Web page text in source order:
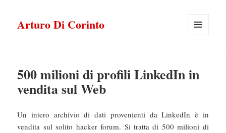
Arturo Di Corinto
500 milioni di profili LinkedIn in
vendita sul Web
Un intero archivio di dati provenienti da LinkedIn è in
vendita sul solito hacker forum. Si tratta di 500 milioni di